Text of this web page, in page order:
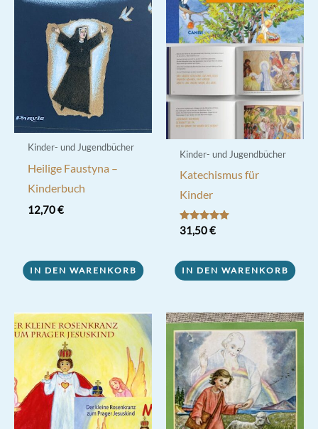
Kinder- und Jugendbücher
Heilige Faustyna –
Kinderbuch
12,70€
IN DEN WARENKORB
Kinder- und Jugendbücher
Katechismus für
Kinder
Bewertet mit
5.00
31,50€
IN DEN WARENKORB